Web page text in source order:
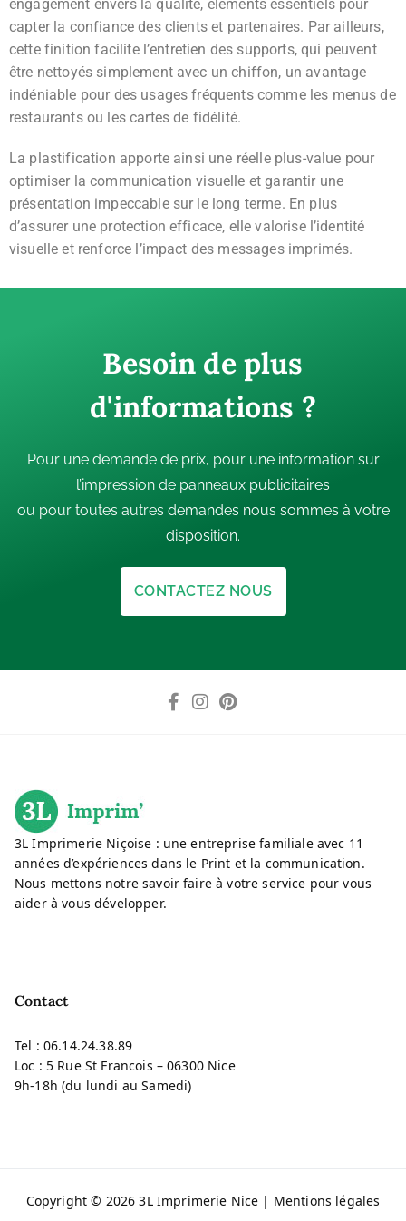
engagement envers la qualité, éléments essentiels pour
capter la confiance des clients et partenaires. Par ailleurs,
cette finition facilite l’entretien des supports, qui peuvent
être nettoyés simplement avec un chiffon, un avantage
indéniable pour des usages fréquents comme les menus de
restaurants ou les cartes de fidélité.
La plastification apporte ainsi une réelle plus-value pour
optimiser la communication visuelle et garantir une
présentation impeccable sur le long terme. En plus
d’assurer une protection efficace, elle valorise l’identité
visuelle et renforce l’impact des messages imprimés.
Besoin de plus
d'informations ?
Pour une demande de prix, pour une information sur
l’impression de panneaux publicitaires
ou pour toutes autres demandes nous sommes à votre
disposition.
CONTACTEZ NOUS
3L Imprimerie Niçoise : une entreprise familiale avec 11
années d’expériences dans le Print et la communication.
Nous mettons notre savoir faire à votre service pour vous
aider à vous développer.
Contact
Tel : 06.14.24.38.89
Loc : 5 Rue St Francois – 06300 Nice
9h-18h (du lundi au Samedi)
Copyright © 20263L Imprimerie Nice | Mentions légales